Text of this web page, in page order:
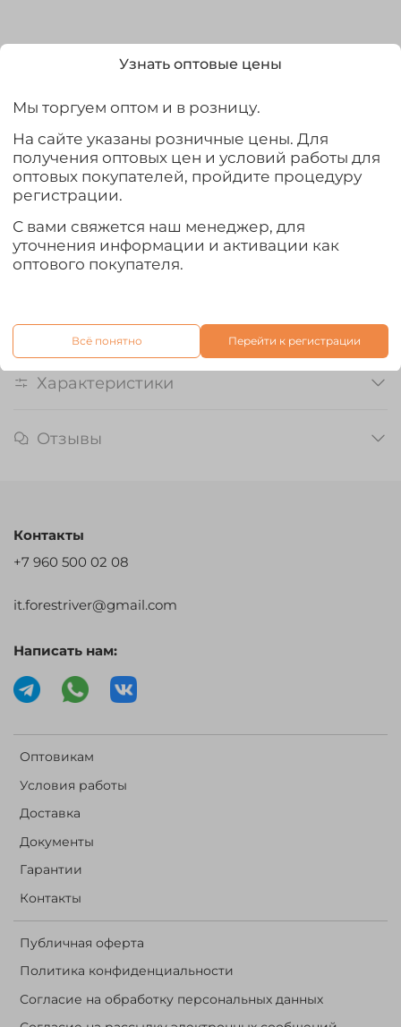
Описание
Сланги Lucky John King Leech 50 это приманка типа
Приманки подобного типа стали необычайно
популярными среди спиннингистов благодаря
высокой эффективности. King Leech - весьма
универсальная модель, которая может использоваться
для ловли на самые разнообразные оснастки, будь то
микроджиг, техасская оснастка, дроп-шот и даже вэки.
Эта серия была разработана для ловли форели на
прудах, однако ее применение может быть самым
аттрактантом с ароматом креветки.
Характеристики
Отзывы
Оптовикам
Условия работы
Доставка
Документы
Гарантии
Контакты
Публичная оферта
Политика конфиденциальности
Согласие на обработку персональных данных
Контакты
+7 960 500 02 08
it.forestriver@gmail.com
Написать нам:
Узнать оптовые цены
Мы торгуем оптом и в розницу.
На сайте указаны розничные цены. Для
получения оптовых цен и условий работы для
оптовых покупателей, пройдите процедуру
регистрации.
С вами свяжется наш менеджер, для
уточнения информации и активации как
оптового покупателя.
Всё понятно Перейти к регистрации